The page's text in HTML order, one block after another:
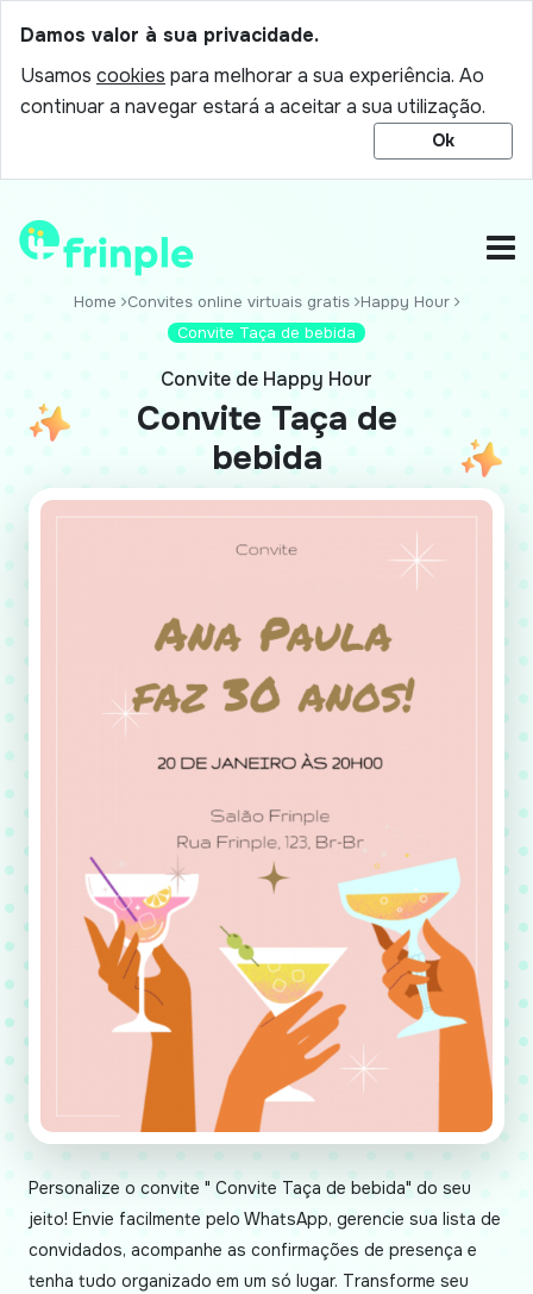
Damos valor à sua privacidade.
Usamos cookies para melhorar a sua experiência. Ao
continuar a navegar estará a aceitar a sua utilização.
Ok
Home Convites online virtuais gratis
Happy Hour
Convite Taça de bebida
Convite de Happy Hour
Convite Taça de
bebida
Personalize o convite " Convite Taça de bebida" do seu
jeito! Envie facilmente pelo WhatsApp, gerencie sua lista de
convidados, acompanhe as confirmações de presença e
tenha tudo organizado em um só lugar. Transforme seu